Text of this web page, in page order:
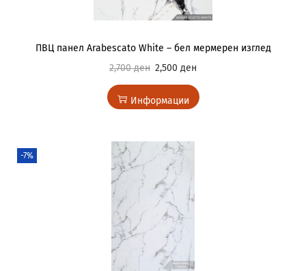
ПВЦ панел Arabescato White – бел мермерен изглед
2,700ден 2,500 ден
Информации
-7%